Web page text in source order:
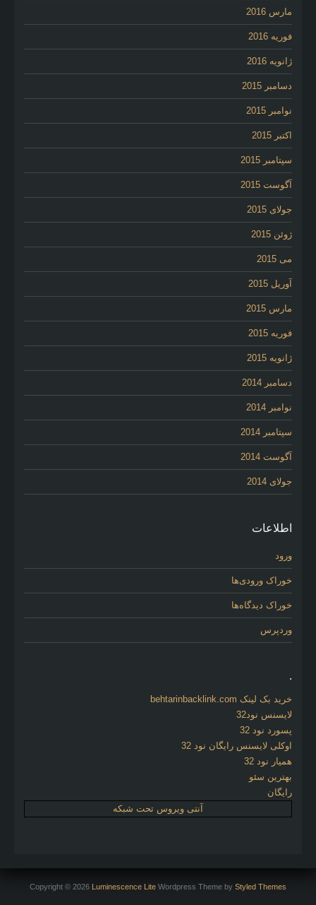
مارس 2016
فوریه 2016
ژانویه 2016
دسامبر 2015
نوامبر 2015
اکتبر 2015
سپتامبر 2015
آگوست 2015
جولای 2015
ژوئن 2015
می 2015
آوریل 2015
مارس 2015
فوریه 2015
ژانویه 2015
دسامبر 2014
نوامبر 2014
سپتامبر 2014
آگوست 2014
جولای 2014
اطلاعات
ورود
خوراک ورودی‌ها
خوراک دیدگاه‌ها
وردپرس
.
خرید بک لینک behtarinbacklink.com
لایسنس نود32
پسورد نود 32
اوکلی لایسنس رایگان نود 32
همیار نود 32
بهترین سئو
رایگان
آنتی ویروس تحت شبکه
Copyright © 2026 Luminescence Lite Wordpress Theme by Styled Themes